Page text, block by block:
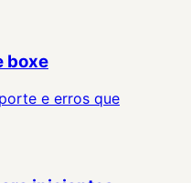
boxe
e erros que